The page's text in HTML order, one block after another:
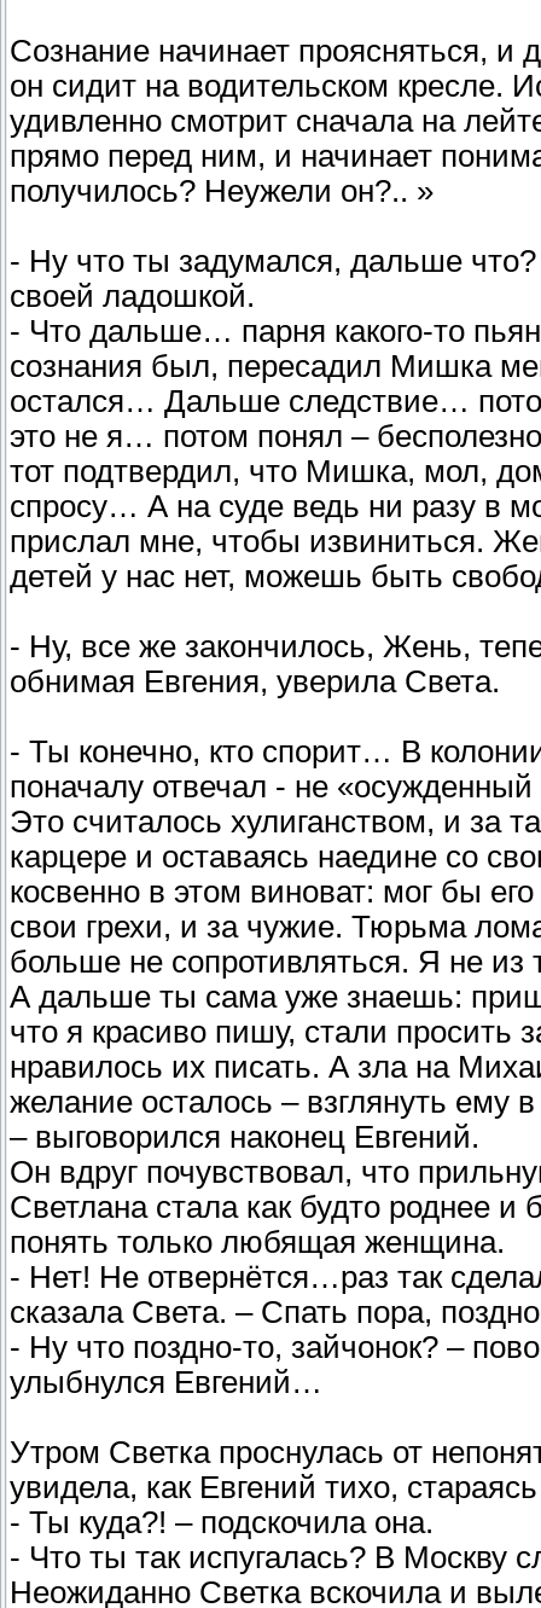
Сознание начинает проясняться, и
он сидит на водительском кресле.
удивленно смотрит сначала на
прямо перед ним, и начинает
получилось? Неужели он?.. »
- Ну что ты задумался, дальше
своей ладошкой.
- Что дальше… парня какого-то
сознания был, пересадил Мишка
остался… Дальше следствие…
это не я… потом понял –
тот подтвердил, что Мишка, мол,
спросу… А на суде ведь ни разу в
прислал мне, чтобы извиниться.
детей у нас нет, можешь быть
- Ну, все же закончилось, Жень,
обнимая Евгения, уверила Света.
- Ты конечно, кто спорит… В
поначалу отвечал - не
Это считалось хулиганством, и за
карцере и оставаясь наедине со
косвенно в этом виноват: мог бы
свои грехи, и за чужие. Тюрьма
больше не сопротивляться. Я не из
А дальше ты сама уже знаешь:
что я красиво пишу, стали
нравилось их писать. А зла на
желание осталось – взглянуть ему
– выговорился наконец Евгений.
Он вдруг почувствовал, что
Светлана стала как будто роднее и
понять только любящая женщина.
- Нет! Не отвернётся…раз так
сказала Света. – Спать пора,
- Ну что поздно-то, зайчонок? –
улыбнулся Евгений…
Утром Светка проснулась от
увидела, как Евгений тихо,
- Ты куда?! – подскочила она.
- Что ты так испугалась? В Москву
Неожиданно Светка вскочила и